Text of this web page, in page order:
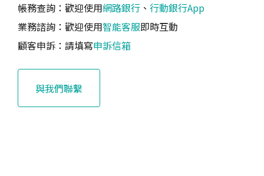
帳務查詢：歡迎使用網路銀行 、 行動銀行App
業務諮詢：歡迎使用智能客服即時互動
顧客申訴：請填寫申訴信箱
與我們聯繫